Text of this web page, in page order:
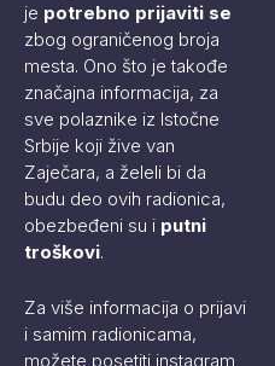
je potrebno prijaviti se
zbog ograničenog broja
mesta. Ono što je takođe
značajna informacija, za
sve polaznike iz Istočne
Srbije koji žive van
Zaječara, a želeli bi da
budu deo ovih radionica,
obezbeđeni su i putni
troškovi.
Za više informacija o prijavi
i samim radionicama,
možete posetiti instagram